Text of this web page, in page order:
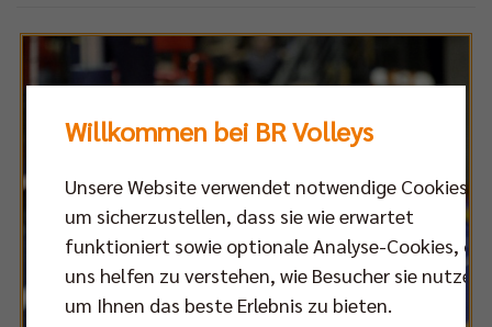
Willkommen bei BR Volleys
Unsere Website verwendet notwendige Cookies,
um sicherzustellen, dass sie wie erwartet
funktioniert sowie optionale Analyse-Cookies, die
uns helfen zu verstehen, wie Besucher sie nutzen,
um Ihnen das beste Erlebnis zu bieten.